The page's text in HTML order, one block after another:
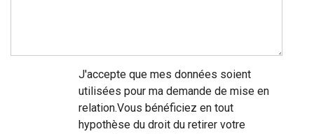
J'accepte que mes données soient
utilisées pour ma demande de mise en
relation.Vous bénéficiez en tout
hypothèse du droit du retirer votre